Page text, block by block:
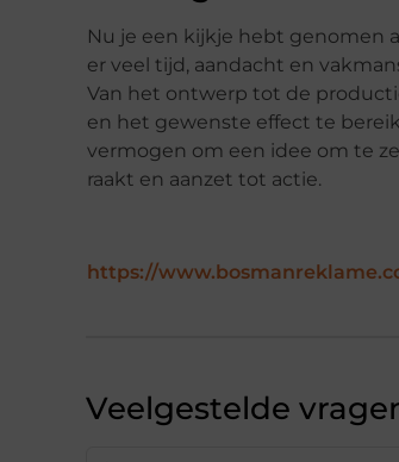
Nu je een kijkje hebt genomen
er veel tijd, aandacht en
Van het ontwerp tot de
en het gewenste effect te
vermogen om een idee om te
raakt en aanzet tot actie.
https://
Veelgestelde